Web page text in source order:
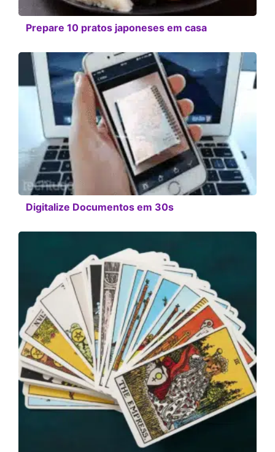
Prepare 10 pratos japoneses em casa
Digitalize Documentos em 30s